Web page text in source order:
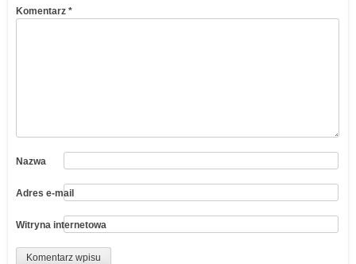
Komentarz *
Nazwa
Adres e-mail
Witryna internetowa